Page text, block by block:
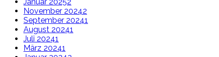
November 20242
September 20241
August 20241
Juli 20241
März 20241